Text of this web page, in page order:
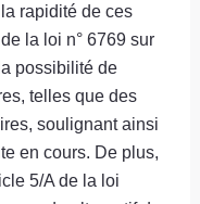
rapidité de ces
la loi n° 6769 sur
possibilité de
telles que des
soulignant ainsi
en cours. De plus,
5/A de la loi